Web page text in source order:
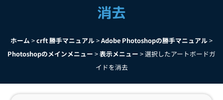
消去
ホーム >crft 勝手マニュアル>Adobe Photoshopの勝手マニュアル>
Photoshopのメインメニュー >表示メニュー >選択したアートボードガ
イドを消去